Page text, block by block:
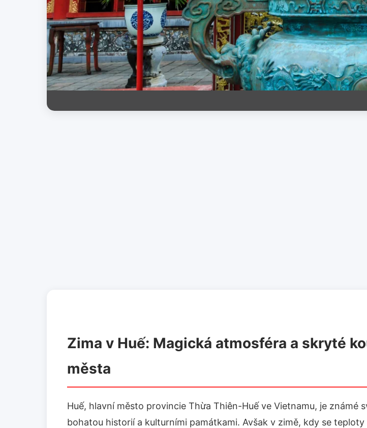
Zima v Huế: Magická atmosféra a skryté
města
Huế, hlavní město provincie Thừa Thiên-Huế ve Vietnamu, je známé
bohatou historií a kulturními památkami. Avšak v zimě, kdy se